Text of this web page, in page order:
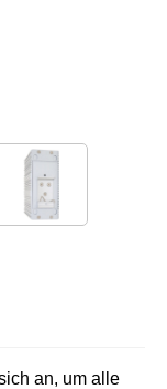
an, um alle